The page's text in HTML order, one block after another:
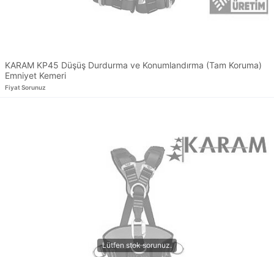
KARAM KP45 Düşüş Durdurma ve Konumlandırma (Tam Koruma)
Emniyet Kemeri
Fiyat Sorunuz